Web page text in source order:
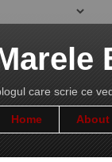
care scrie ce
Home About